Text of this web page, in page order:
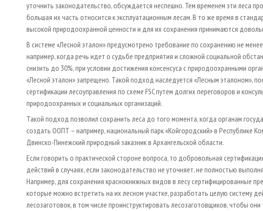
уточнить законодательство, обсуждается неспешно. Тем временем эти леса
большая их часть относится к эксплуатационным лесам. В то же время в
высокой природоохранной ценности и для их сохранения принимаются
В системе «Лесной эталон» предусмотрено требование по сохранению не
например, когда речь идет о судьбе предприятия и сложной социальной
снизить до 30%, при условии достижения консенсуса с природоохранными
«Лесной эталон» запрещено. Такой подход наследуется «Лесным эталоном»,
сертификации лесоуправления по схеме FSC путем долгих переговоров и
природоохранных и социальных организаций.
Такой подход позволил сохранить леса до того момента, когда органам
создать ООПТ – например, национальный парк «Койгородский» в Республике
Двинско-Пинежский природный заказник в Архангельской области.
Если говорить о практической стороне вопроса, то добровольная
действий в случаях, если законодательство не уточняет, не полностью
Например, для сохранения краснокнижных видов в лесу сертифицированные
которые можно встретить на их лесном участке, разработать целую систему
лесозаготовок, в том числе проинструктировать лесозаготовщиков, чтобы